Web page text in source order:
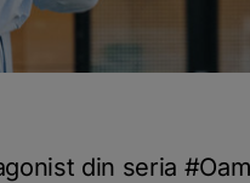
din seria